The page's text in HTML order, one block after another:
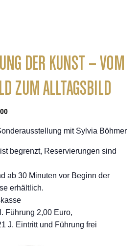
DER KUNST – VOM
ZUM ALLTAGSBILD
mit Sylvia Böhmer
begrenzt, Reservierungen sind
ab 30 Minuten vor Beginn der
erhältlich.
Führung 2,00 Euro,
J. Eintritt und Führung frei